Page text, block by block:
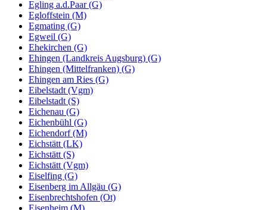
Egling a.d.Paar (G)
Egloffstein (M)
Egmating (G)
Egweil (G)
Ehekirchen (G)
Ehingen (Landkreis Augsburg) (G)
Ehingen (Mittelfranken) (G)
Ehingen am Ries (G)
Eibelstadt (Vgm)
Eibelstadt (S)
Eichenau (G)
Eichenbühl (G)
Eichendorf (M)
Eichstätt (LK)
Eichstätt (S)
Eichstätt (Vgm)
Eiselfing (G)
Eisenberg im Allgäu (G)
Eisenbrechtshofen (Ot)
Eisenheim (M)